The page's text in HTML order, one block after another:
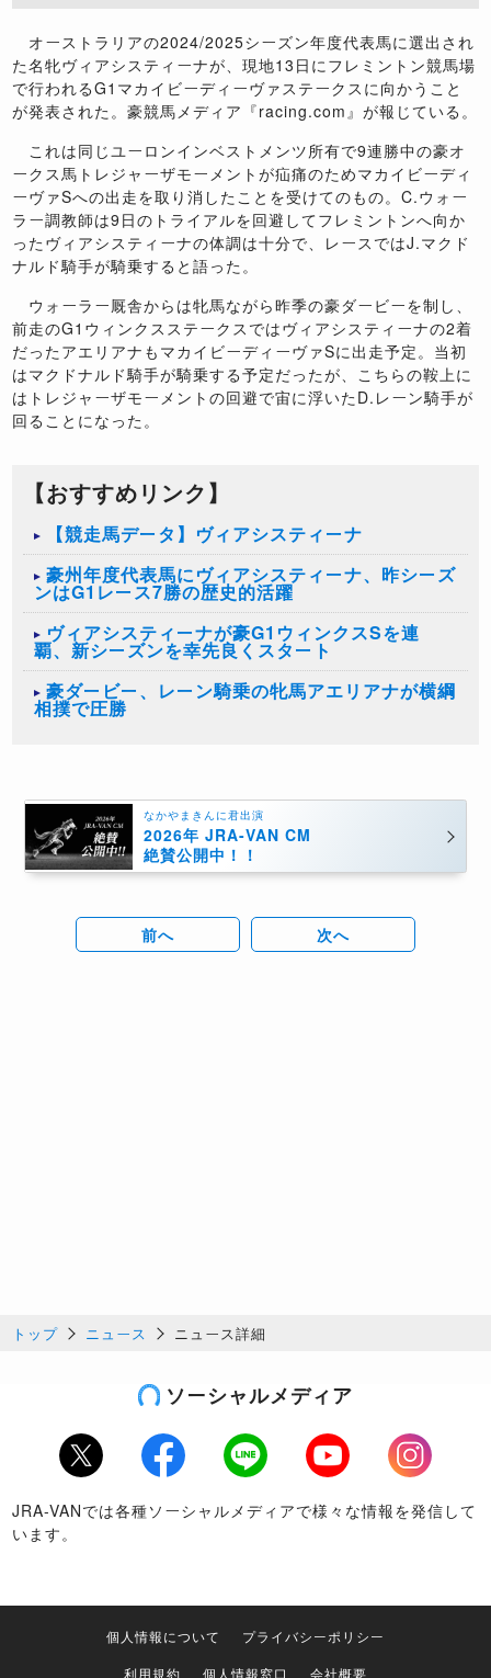
オーストラリアの2024/2025シーズン年度代表馬に選出され
た名牝ヴィアシスティーナが、現地13 日にフレミントン競馬場
で行われるG1 マカイビーディーヴァステークスに向かうこと
が発表された。豪競馬メディア『racing.com 』が報じている。
これは同じユーロンインベストメンツ所有で9連勝中の豪オ
ークス馬トレジャーザモーメントが疝痛のためマカイビーディ
ーヴァSへの出走を取り消したことを受けてのもの。C.ウォー
ラー調教師は9 日のトライアルを回避してフレミントンへ向か
ったヴィアシスティーナの体調は十分で、レースではJ.マクド
ナルド騎手が騎乗すると語った。
ウォーラー厩舎からは牝馬ながら昨季の豪ダービーを制し、
前走のG1 ウィンクスステークスではヴィアシスティーナの2着
だったアエリアナもマカイビーディーヴァSに出走予定。当初
はマクドナルド騎手が騎乗する予定だったが、こちらの鞍上に
はトレジャーザモーメントの回避で宙に浮いた D. レーン騎手が
回ることになった。
【おすすめリンク】
【競走馬データ】ヴィアシスティーナ
豪州年度代表馬にヴィアシスティーナ、昨シーズ
ンはG1レース7勝の歴史的活躍
ヴィアシスティーナが豪G1ウィンクスSを連
覇、新シーズンを幸先良くスタート
豪ダービー、レーン騎乗の牝馬アエリアナが横綱
相撲で圧勝
なかやまきんに君出演
2026年 JRA-VAN CM
絶賛公開中！！
前へ 次へ
トップ ニュース ニュース詳細
ソーシャルメディア
Twitter Facebook LINE Youtube
Instagram
JRA-VANでは各種ソーシャルメディアで様々な情報を発信して
います。
個人情報について
プライバシーポリシー
利用規約
個人情報窓口 会社概要